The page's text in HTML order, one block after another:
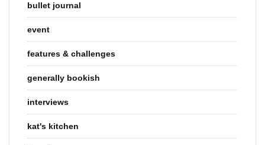
bullet journal
event
features & challenges
generally bookish
interviews
kat's kitchen